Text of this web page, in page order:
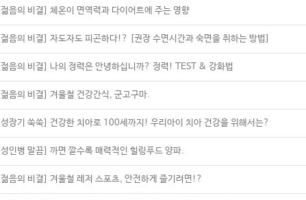
[젊음의 비결] 체온이 면역력과 다이어트에 주는 영향
[젊음의 비결] 자도자도 피곤하다!? [권장 수면시간과 숙면을 취하는 방법]
[젊음의 비결] 나의 정력은 안녕하십니까? 정력! TEST & 강화법
[젊음의 비결] 겨울철 건강간식, 군고구마.
[성장기 쑥쑥] 건강한 치아로 100세까지! 우리아이 치아 건강을 위해서는?
[성인병 말끔] 까면 깔수록 매력적인 힐링푸드 양파.
[젊음의 비결] 겨울철 레저 스포츠, 안전하게 즐기려면!?